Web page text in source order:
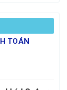
TOÁN